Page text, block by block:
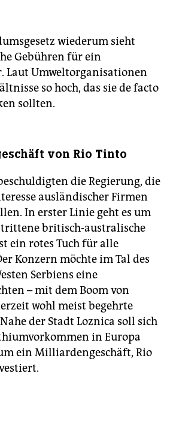
wiederum sieht
Gebühren für ein
Laut Umweltorganisationen
so hoch, das sie de facto
sollten.
von Rio Tinto
die Regierung, die
ausländischer Firmen
In erster Linie geht es um
britisch-australische
ein rotes Tuch für alle
Konzern möchte im Tal des
Serbiens eine
– mit dem Boom von
wohl meist begehrte
der Stadt Loznica soll sich
in Europa
ein Milliardengeschäft, Rio